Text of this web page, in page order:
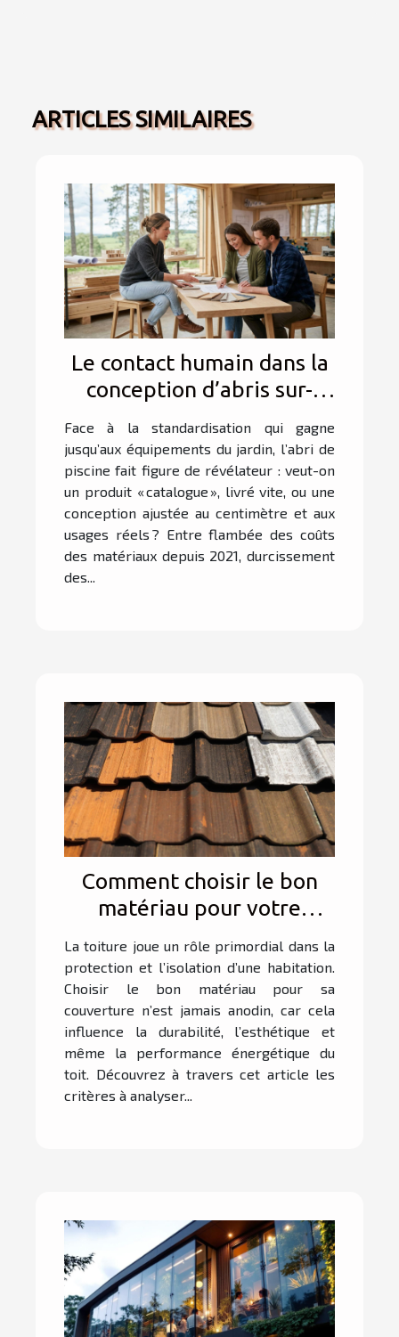
ARTICLES SIMILAIRES
Le contact humain dans la
conception d’abris sur-
mesure : atout ou obstacle
?
Face à la standardisation qui gagne
jusqu’aux équipements du jardin, l’abri de
piscine fait figure de révélateur : veut-on
un produit « catalogue », livré vite, ou une
conception ajustée au centimètre et aux
usages réels ? Entre flambée des coûts
des matériaux depuis 2021, durcissement
des...
Comment choisir le bon
matériau pour votre
La toiture joue un rôle primordial dans la
protection et l’isolation d’une habitation.
Choisir le bon matériau pour sa
couverture n’est jamais anodin, car cela
influence la durabilité, l’esthétique et
même la performance énergétique du
toit. Découvrez à travers cet article les
critères à analyser...